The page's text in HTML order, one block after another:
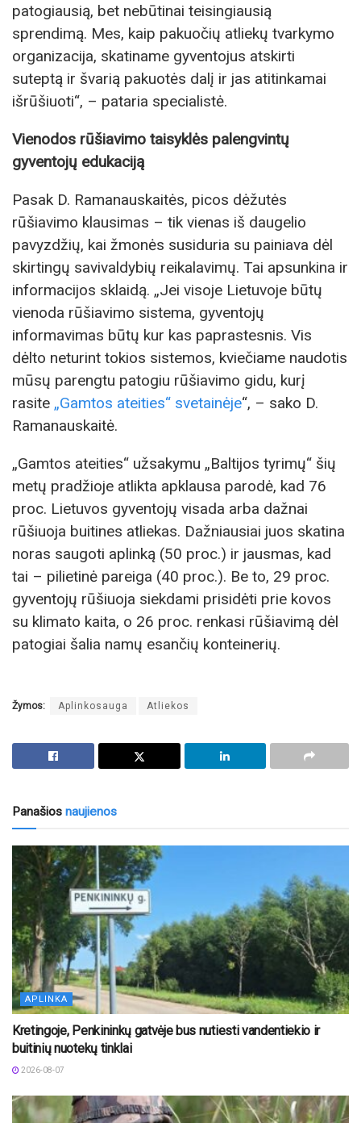
patogiausią, bet nebūtinai teisingiausią
sprendimą. Mes, kaip pakuočių atliekų tvarkymo
organizacija, skatiname gyventojus atskirti
suteptą ir švarią pakuotės dalį ir jas atitinkamai
išrūšiuoti“, – pataria specialistė.
Vienodos rūšiavimo taisyklės palengvintų
gyventojų edukaciją
Pasak D. Ramanauskaitės, picos dėžutės
rūšiavimo klausimas – tik vienas iš daugelio
pavyzdžių, kai žmonės susiduria su painiava dėl
skirtingų savivaldybių reikalavimų. Tai apsunkina ir
informacijos sklaidą. „Jei visoje Lietuvoje būtų
vienoda rūšiavimo sistema, gyventojų
informavimas būtų kur kas paprastesnis. Vis
dėlto neturint tokios sistemos, kviečiame naudotis
mūsų parengtu patogiu rūšiavimo gidu, kurį
rasite „Gamtos ateities“ svetainėje“, – sako D.
Ramanauskaitė.
„Gamtos ateities“ užsakymu „Baltijos tyrimų“ šių
metų pradžioje atlikta apklausa parodė, kad 76
proc. Lietuvos gyventojų visada arba dažnai
rūšiuoja buitines atliekas. Dažniausiai juos skatina
noras saugoti aplinką (50 proc.) ir jausmas, kad
tai – pilietinė pareiga (40 proc.). Be to, 29 proc.
gyventojų rūšiuoja siekdami prisidėti prie kovos
su klimato kaita, o 26 proc. renkasi rūšiavimą dėl
patogiai šalia namų esančių konteinerių.
Žymos: Aplinkosauga Atliekos
Panašios naujienos
APLINKA
Kretingoje, Penkininkų gatvėje bus nutiesti vandentiekio ir
buitinių nuotekų tinklai
2026-08-07